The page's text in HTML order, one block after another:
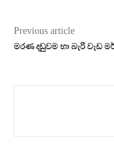
Previous article
මරණ දඩුුවම හා බැරි වැඩ